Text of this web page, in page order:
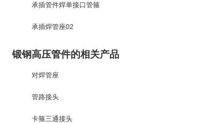
承插管件焊单接口管箍
承插焊管座02
锻钢高压管件的相关产品
对焊管座
管路接头
卡箍三通接头